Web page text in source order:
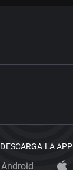
DESCARGA LA APP
Android